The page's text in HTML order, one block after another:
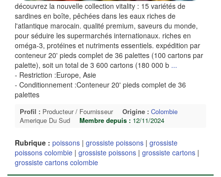
découvrez la nouvelle collection vitality : 15 variétés de
sardines en boîte, pêchées dans les eaux riches de
l'atlantique marocain. qualité premium, saveurs du monde,
pour séduire les supermarchés internationaux. riches en
oméga-3, protéines et nutriments essentiels. expédition par
conteneur 20' pieds complet de 36 palettes (100 cartons par
palette), soit un total de 3 600 cartons (180 000 b ...
- Restriction :Europe, Asie
- Conditionnement :Conteneur 20' pieds complet de 36
palettes
Profil : Producteur / Fournisseur Origine : Colombie
Amerique Du Sud
Membre depuis : 12/11/2024
Rubrique : poissons | grossiste poissons | grossiste
poissons colombie | grossiste poissons | grossiste cartons |
grossiste cartons colombie